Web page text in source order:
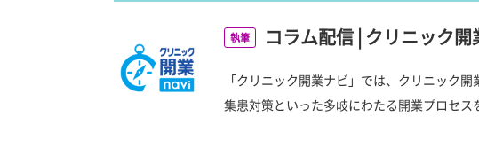
執筆 コラム配信 クリニック開
「クリニック開業ナビ」では、クリニック
集患対策といった多岐にわたる開業プロセス